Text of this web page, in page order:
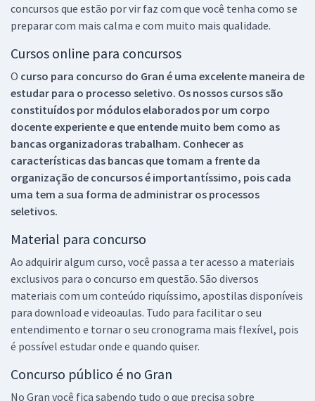
concursos que estão por vir faz com que você tenha como se
preparar com mais calma e com muito mais qualidade.
Cursos online para concursos
O curso para concurso do Gran é uma excelente maneira de
estudar para o processo seletivo. Os nossos cursos são
constituídos por módulos elaborados por um corpo
docente experiente e que entende muito bem como as
bancas organizadoras trabalham. Conhecer as
características das bancas que tomam a frente da
organização de concursos é importantíssimo, pois cada
uma tem a sua forma de administrar os processos
seletivos.
Material para concurso
Ao adquirir algum curso, você passa a ter acesso a materiais
exclusivos para o concurso em questão. São diversos
materiais com um conteúdo riquíssimo, apostilas disponíveis
para download e videoaulas. Tudo para facilitar o seu
entendimento e tornar o seu cronograma mais flexível, pois
é possível estudar onde e quando quiser.
Concurso público é no Gran
No Gran você fica sabendo tudo o que precisa sobre